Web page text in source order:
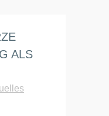
ALS